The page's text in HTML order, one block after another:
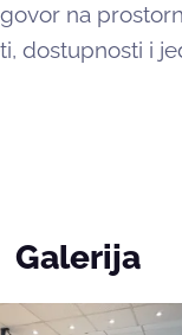
na
dostupnosti i
Galerija